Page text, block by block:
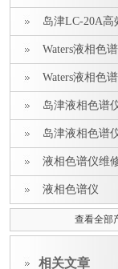
岛津LC-20A高
Waters液相色
Waters液相色
岛津液相色谱
岛津液相色谱
液相色谱仪维
液相色谱仪
查看全部
相关文章